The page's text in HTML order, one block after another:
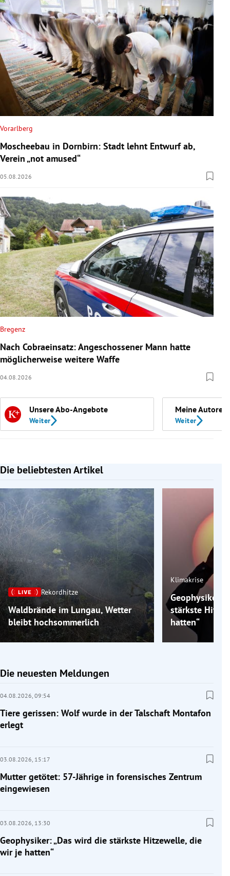
Vorarlberg
Moscheebau in Dornbirn: Stadt lehnt Entwurf ab,
Verein „not amused“
05.08.2026
Bregenz
Nach Cobraeinsatz: Angeschossener Mann hatte
möglicherweise weitere Waffe
04.08.2026
Unsere Abo-Angebote
Weiter
Meine Autoren
Weiter
Die beliebtesten Artikel
Slide 1 von 7
Rekordhitze
Waldbrände im Lungau, Wetter
bleibt hochsommerlich
Klimakrise
Geophysiker:
stärkste
hatten“
Die neuesten Meldungen
04.08.2026, 09:54
Tiere gerissen: Wolf wurde in der Talschaft Montafon
erlegt
03.08.2026, 15:17
Mutter getötet: 57-Jährige in forensisches Zentrum
eingewiesen
03.08.2026, 13:30
Geophysiker: „Das wird die stärkste Hitzewelle, die
wir je hatten“